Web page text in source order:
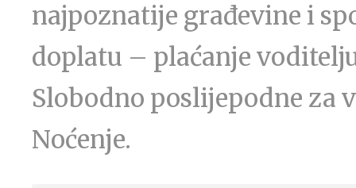
najpoznatije građevine i
doplatu – plaćanje
Slobodno poslijepodne za
Noćenje.